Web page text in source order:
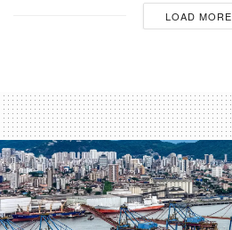
LOAD MORE